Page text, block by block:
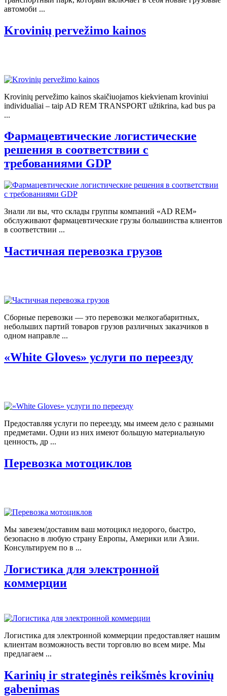
автомоби ...
Krovinių pervežimo kainos
Krovinių pervežimo kainos skaičiuojamos kiekvienam kroviniui
individualiai – taip AD REM TRANSPORT užtikrina, kad bus pa
...
Фармацевтические логистические
решения в соответствии с
требованиями GDP
Знали ли вы, что склады группы компаний «AD REM»
обслуживают фармацевтические грузы большинства клиентов
в соответствии ...
Частичная перевозка грузов
Сборные перевозки — это перевозки мелкогабаритных,
небольших партий товаров грузов различных заказчиков в
одном направле ...
«White Gloves» услуги по переезду
Предоставляя услуги по переезду, мы имеем дело с разными
предметами. Одни из них имеют большую материальную
ценность, др ...
Перевозка мотоциклов
Мы завезем/доставим ваш мотоцикл недорого, быстро,
безопасно в любую страну Европы, Америки или Азии.
Консультируем по в ...
Логистика для электронной
коммерции
Логистика для электронной коммерции предоставляет нашим
клиентам возможность вести торговлю во всем мире. Мы
предлагаем ...
Karinių ir strateginės reikšmės krovinių
gabenimas